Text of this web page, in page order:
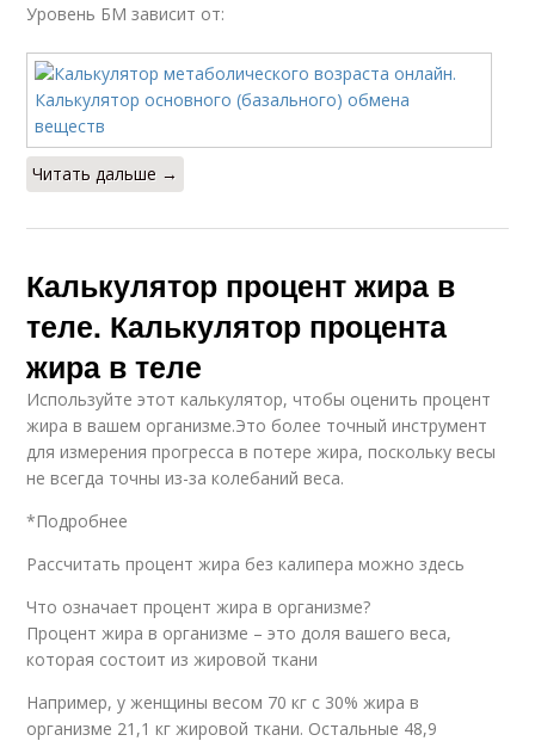
Уровень БМ зависит от:
Читать дальше →
Калькулятор процент жира в
теле. Калькулятор процента
жира в теле
Используйте этот калькулятор, чтобы оценить процент
жира в вашем организме.Это более точный инструмент
для измерения прогресса в потере жира, поскольку весы
не всегда точны из-за колебаний веса.
*Подробнее
Рассчитать процент жира без калипера можно здесь
Что означает процент жира в организме?
Процент жира в организме – это доля вашего веса,
которая состоит из жировой ткани
Например, у женщины весом 70 кг с 30% жира в
организме 21,1 кг жировой ткани. Остальные 48,9